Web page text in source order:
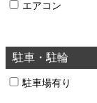
エアコン
駐車・駐輪
駐車場有り